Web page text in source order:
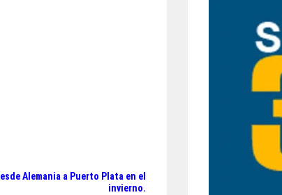
Alemania a Puerto Plata en el
invierno.